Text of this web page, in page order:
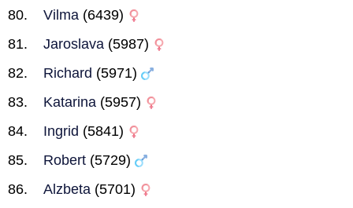
Vilma (6439)
Jaroslava (5987)
Richard (5971)
Katarina (5957)
Ingrid (5841)
Robert (5729)
Alzbeta (5701)